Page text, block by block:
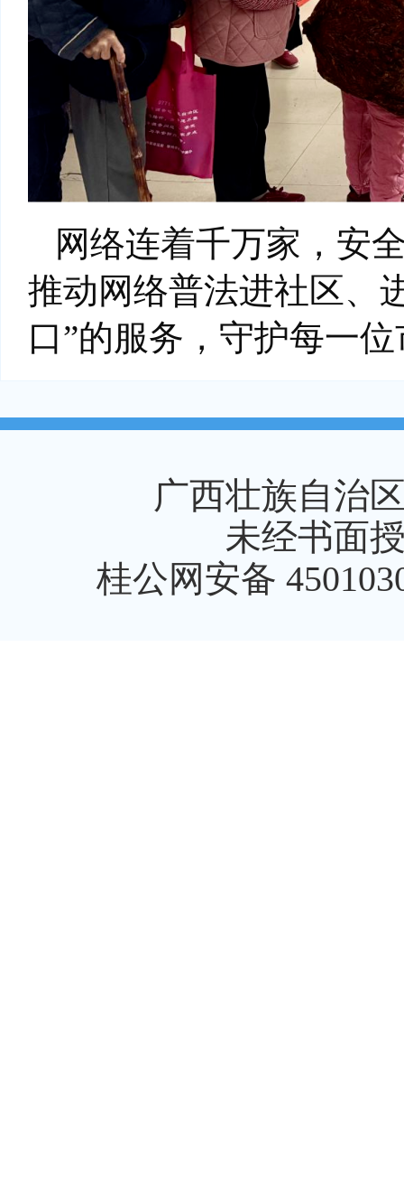
网络连着千万家，安
推动网络普法进社区、
口”的服务，守护每一
广西壮族自治
未经书面
桂公网安备